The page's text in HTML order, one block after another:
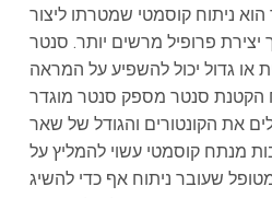
ניתוח קוסמטי שמטרתו ליצור
יצירת פרופיל מרשים יותר. סנטר
או גדול יכול להשפיע על המראה
הקטנת סנטר מספק סנטר מוגדר
את הקונטורים והגודל של שאר
מנתח קוסמטי עשוי להמליץ על
שעובר ניתוח אף כדי להשיג